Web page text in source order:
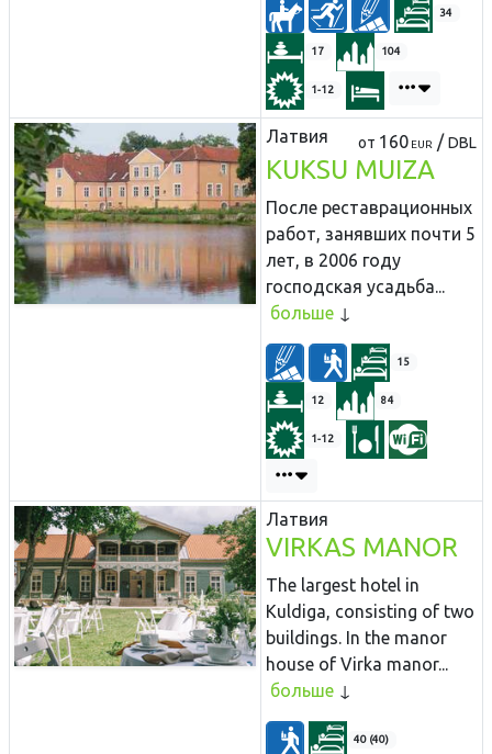
34
17 104
1-12
Латвия от 160 EUR /DBL
KUKSU MUIZA
После реставрационных
работ, занявших почти 5
лет, в 2006 году
господская усадьба...
больше
15
12 84
1-12
Латвия
VIRKAS MANOR
The largest hotel in
Kuldiga, consisting of two
buildings. In the manor
house of Virka manor...
больше
40 (40)